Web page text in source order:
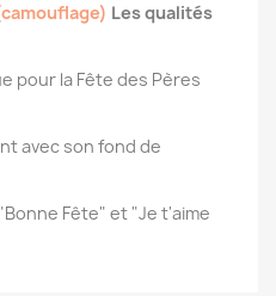
Les qualités
pour la Fête des Pères
avec son fond de
Fête" et "Je t'aime